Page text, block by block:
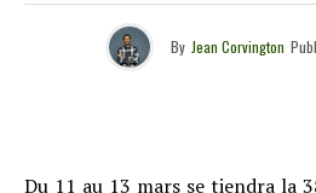
By Jean Corvington
Du 11 au 13 mars se tiendra la